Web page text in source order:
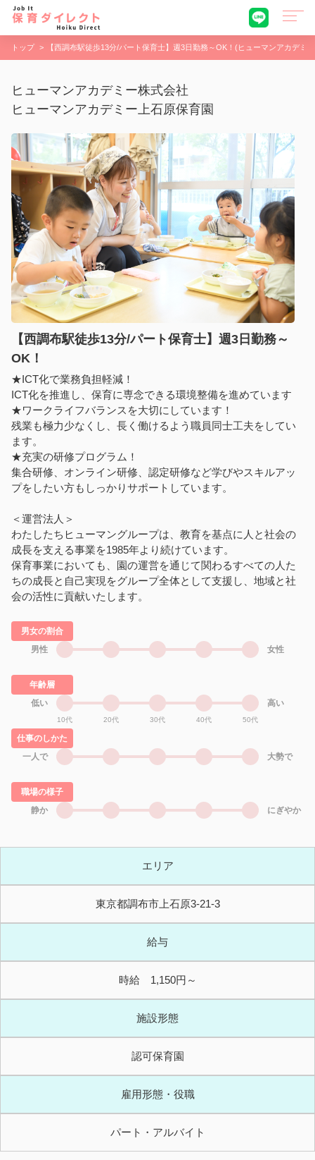
トップ 【西調布駅徒歩13分/パート保育士】週3日勤務～OK！(ヒューマンアカデミ
ヒューマンアカデミー株式会社
ヒューマンアカデミー上石原保育園
【西調布駅徒歩13分/パート保育士】週3日勤務～
OK！
★ICT化で業務負担軽減！
ICT化を推進し、保育に専念できる環境整備を進めています
★ワークライフバランスを大切にしています！
残業も極力少なくし、長く働けるよう職員同士工夫をしてい
ます。
★充実の研修プログラム！
集合研修、オンライン研修、認定研修など学びやスキルアッ
プをしたい方もしっかりサポートしています。
＜運営法人＞
わたしたちヒューマングループは、教育を基点に人と社会の
成長を支える事業を1985年より続けています。
保育事業においても、園の運営を通じて関わるすべての人た
ちの成長と自己実現をグループ全体として支援し、地域と社
会の活性に貢献いたします。
男女の割合
男性
女性
年齢層
低い
10代 20代 30代 40代 50代
高い
仕事のしかた
一人で
大勢で
職場の様子
静か
にぎやか
エリア
東京都調布市上石原3-21-3
給与
時給 1,150円～
施設形態
認可保育園
雇用形態・役職
パート・アルバイト